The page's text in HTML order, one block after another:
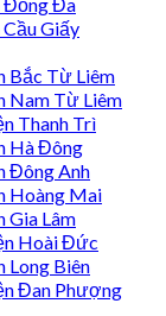
Giấy
Bắc Từ Liêm
Nam Từ Liêm
Thanh Trì
Hà Đông
Đông Anh
Hoàng Mai
Gia Lâm
Hoài Đức
Long Biên
Đan Phượng